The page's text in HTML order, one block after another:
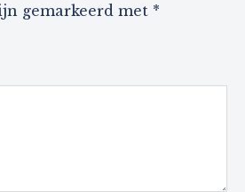
gemarkeerd met *